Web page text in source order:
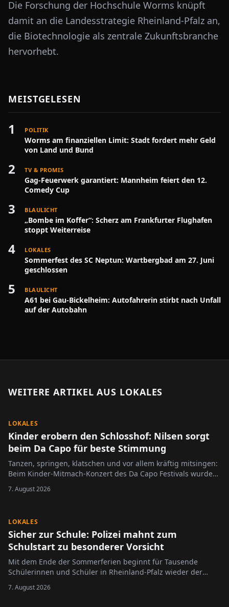
Die Forschung der Hochschule Worms knüpft
damit an die Landesstrategie Rheinland-Pfalz an,
die Biotechnologie als zentrale Zukunftsbranche
hervorhebt.
MEISTGELESEN
1 POLITIK
Worms am finanziellen Limit: Stadt fordert mehr Geld
von Land und Bund
2 TV & PROMIS
Gag-Feuerwerk garantiert: Mannheim feiert den 12.
Comedy Cup
3 BLAULICHT
„Bombe im Koffer“: Scherz am Frankfurter Flughafen
stoppt Weiterreise
4 LOKALES
Sommerfest des SC Neptun: Wartbergbad am 27. Juni
geschlossen
5 BLAULICHT
A61 bei Gau-Bickelheim: Autofahrerin stirbt nach Unfall
auf der Autobahn
WEITERE ARTIKEL AUS LOKALES
LOKALES
Kinder erobern den Schlosshof: Nilsen sorgt
beim Da Capo für beste Stimmung
Tanzen, springen, klatschen und vor allem kräftig mitsingen:
Beim Kinder-Mitmach-Konzert des Da Capo Festivals wurde
jüngsten Festivalbesucher.
7. August 2026
LOKALES
Sicher zur Schule: Polizei mahnt zum
Schulstart zu besonderer Vorsicht
Mit dem Ende der Sommerferien beginnt für Tausende
Schülerinnen und Schüler in Rheinland-Pfalz wieder der
7. August 2026